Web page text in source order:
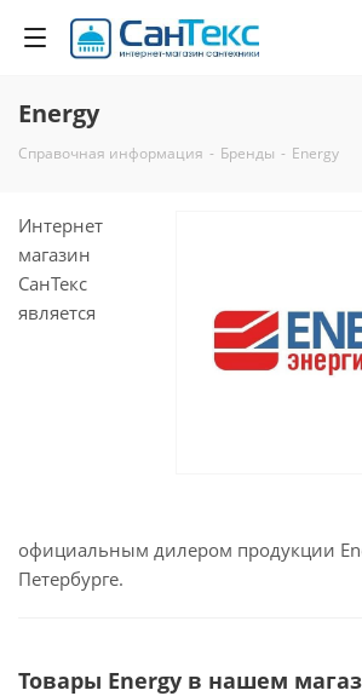
Energy
Справочная информация - Бренды - Energy
Интернет
магазин
СанТекс
является
официальным дилером продукции
Петербурге.
Товары Energy в нашем